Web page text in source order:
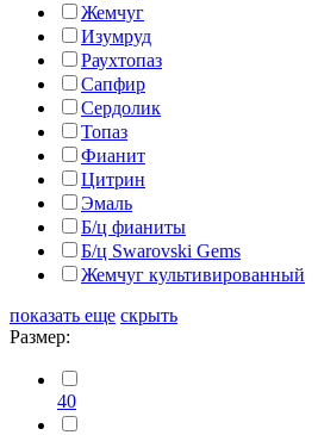
Жемчуг
Изумруд
Раухтопаз
Сапфир
Сердолик
Топаз
Фианит
Цитрин
Эмаль
Б/ц фианиты
Б/ц Swarovski Gems
Жемчуг культивированный
показать еще скрыть
Размер:
40